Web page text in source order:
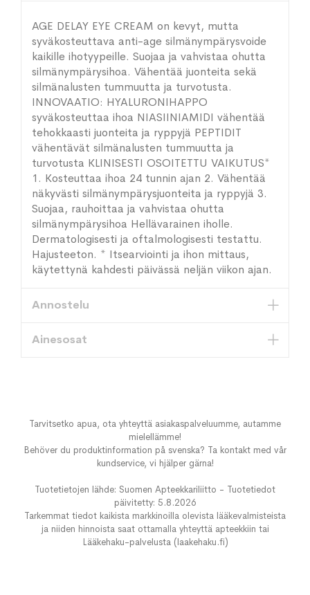
AGE DELAY EYE CREAM on kevyt, mutta
syväkosteuttava anti-age silmänympärysvoide
kaikille ihotyypeille. Suojaa ja vahvistaa ohutta
silmänympärysihoa. Vähentää juonteita sekä
silmänalusten tummuutta ja turvotusta.
INNOVAATIO: HYALURONIHAPPO
syväkosteuttaa ihoa NIASIINIAMIDI vähentää
tehokkaasti juonteita ja ryppyjä PEPTIDIT
vähentävät silmänalusten tummuutta ja
turvotusta KLINISESTI OSOITETTU VAIKUTUS*
1. Kosteuttaa ihoa 24 tunnin ajan 2. Vähentää
näkyvästi silmänympärysjuonteita ja ryppyjä 3.
Suojaa, rauhoittaa ja vahvistaa ohutta
silmänympärysihoa Hellävarainen iholle.
Dermatologisesti ja oftalmologisesti testattu.
Hajusteeton. * Itsearviointi ja ihon mittaus,
käytettynä kahdesti päivässä neljän viikon ajan.
Annostelu
Ainesosat
Tarvitsetko apua, ota yhteyttä asiakaspalveluumme, autamme
mielellämme!
Behöver du produktinformation på svenska? Ta kontakt med vår
kundservice, vi hjälper gärna!
Tuotetietojen lähde: Suomen Apteekkariliitto - Tuotetiedot
päivitetty: 5.8.2026
Tarkemmat tiedot kaikista markkinoilla olevista lääkevalmisteista
ja niiden hinnoista saat ottamalla yhteyttä apteekkiin tai
Lääkehaku-palvelusta (laakehaku.fi)